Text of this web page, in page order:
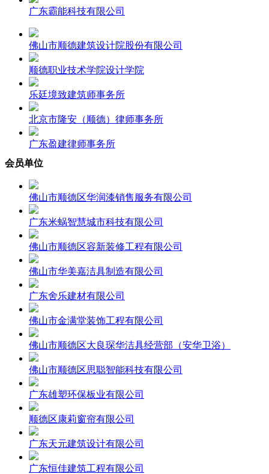
广东霸能科技有限公司
佛山市顺德建筑设计院股份有限公司
顺德职业技术学院设计学院
乐廷境致建筑师事务所
北京市隆安（顺德）律师事务所
广东盈建律师事务所
会员单位
佛山市顺德区华润漆销售服务有限公司
广东米蜗智慧城市科技有限公司
佛山市顺德区容新装修工程有限公司
佛山市华美嘉洁具制造有限公司
广东舍乐建材有限公司
佛山市金满堂装饰工程有限公司
佛山市顺德区大良琛华洁具经营部（安华卫浴）
佛山市顺德区思聪智能科技有限公司
广东雄塑环保板业有限公司
顺德区康莉窗帘有限公司
广东天元建筑设计有限公司
广东恒佳建筑工程有限公司